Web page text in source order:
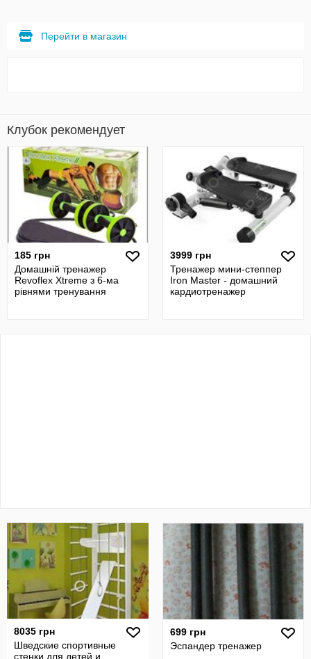
Перейти в магазин
Клубок рекомендует
185 грн
Домашній тренажер
Revoflex Xtreme з 6-ма
рівнями тренування
3999 грн
Тренажер мини-степпер
Iron Master - домашний
кардиотренажер
8035 грн
Шведские спортивные
стенки для детей и
699 грн
Эспандер тренажер